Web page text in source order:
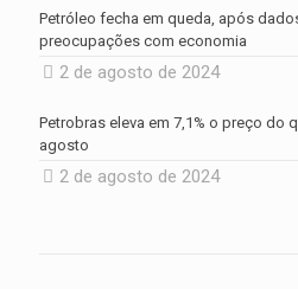
Petróleo fecha em queda, após
preocupações com economia
2 de agosto de 2024
Petrobras eleva em 7,1% o preço do
agosto
2 de agosto de 2024